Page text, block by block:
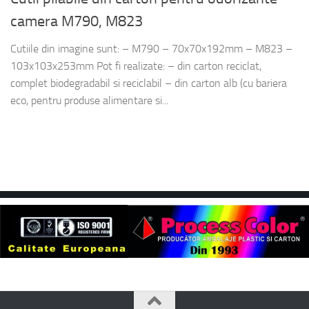
camera M790, M823
Cutiile din imagine sunt: – M790 – 70x70x192mm – M823 –
103x103x253mm Pot fi realizate: – din carton reciclat,
complet biodegradabil si reciclabil – din carton alb (cu bariera
eco, pentru produse alimentare si...